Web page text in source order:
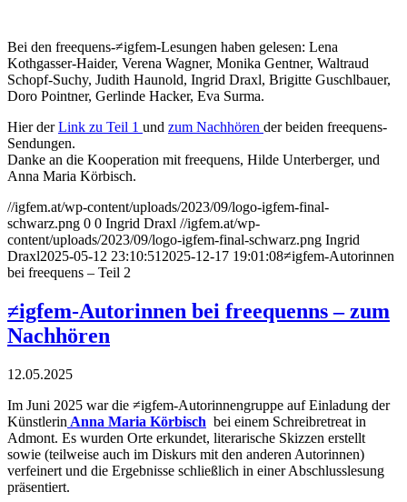
Bei den freequens-≠igfem-Lesungen haben gelesen: Lena
Kothgasser-Haider, Verena Wagner, Monika Gentner, Waltraud
Schopf-Suchy, Judith Haunold, Ingrid Draxl, Brigitte Guschlbauer,
Doro Pointner, Gerlinde Hacker, Eva Surma.
Hier derLink zu Teil 1 und zum Nachhören der beiden freequens-
Sendungen.
Danke an die Kooperation mit freequens, Hilde Unterberger, und
Anna Maria Körbisch.
//igfem.at/wp-content/uploads/2023/09/logo-igfem-final-
schwarz.png 0 0 Ingrid Draxl //igfem.at/wp-
content/uploads/2023/09/logo-igfem-final-schwarz.png Ingrid
Draxl2025-05-12 23:10:51 2025-12-17 19:01:08≠igfem-Autorinnen
bei freequens – Teil 2
≠igfem-Autorinnen bei freequenns – zum
Nachhören
12.05.2025
Im Juni 2025 war die ≠igfem-Autorinnengruppe auf Einladung der
Künstlerin Anna Maria Körbisch bei einem Schreibretreat in
Admont. Es wurden Orte erkundet, literarische Skizzen erstellt
sowie (teilweise auch im Diskurs mit den anderen Autorinnen)
verfeinert und die Ergebnisse schließlich in einer Abschlusslesung
präsentiert.